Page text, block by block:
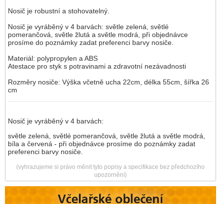
Nosič je robustní a stohovatelný.
Nosič je vyráběný v 4 barvách: světle zelená, světlé
pomerančová, světle žlutá a světle modrá, při objednávce
prosíme do poznámky zadat preferenci barvy nosiče.
Materiál: polypropylen a ABS
Atestace pro styk s potravinami a zdravotní nezávadnosti
Rozměry nosiče: Výška včetně ucha 22cm, délka 55cm, šířka 26
cm
Nosič je vyráběný v 4 barvách:
světle zelená, světlé pomerančová, světle žlutá a světle modrá,
bíla a červená - při objednávce prosíme do poznámky zadat
preferenci barvy nosiče.
(vyhrazujeme si právo měnit tyto popisy a specifikace bez předchozího
upozornění)